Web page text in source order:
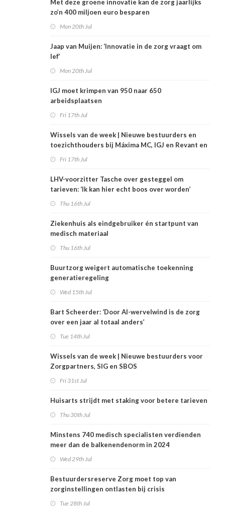
Met deze groene innovatie kan de zorg jaarlijks
zo’n 400 miljoen euro besparen
Mon 20th Jul
Jaap van Muijen: ‘Innovatie in de zorg vraagt om
lef’
Mon 20th Jul
IGJ moet krimpen van 950 naar 650
arbeidsplaatsen
Fri 17th Jul
Wissels van de week | Nieuwe bestuurders en
toezichthouders bij Máxima MC, IGJ en Revant en
Fri 17th Jul
LHV-voorzitter Tasche over gesteggel om
tarieven: ‘Ik kan hier echt boos over worden’
Thu 16th Jul
Ziekenhuis als eindgebruiker én startpunt van
medisch materiaal
Thu 16th Jul
Buurtzorg weigert automatische toekenning
generatieregeling
Wed 15th Jul
Bart Scheerder: ‘Door AI-wervelwind is de zorg
over een jaar al totaal anders’
Tue 14th Jul
Wissels van de week | Nieuwe bestuurders voor
Zorgpartners, SIG en SBOS
Fri 31st Jul
Huisarts strijdt met staking voor betere tarieven
Thu 30th Jul
Minstens 740 medisch specialisten verdienden
meer dan de balkenendenorm in 2024
Wed 29th Jul
Bestuurdersreserve Zorg moet top van
zorginstellingen ontlasten bij crisis
Tue 28th Jul